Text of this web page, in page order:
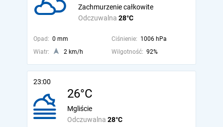
Odczuwalna 28°C
Zachmurzenie całkowite
Opad: 0 mm Ciśnienie: 1006 hPa
Wiatr:
2 km/h Wilgotność: 92%
23:00
26°C
Odczuwalna 28°C
Mgliście